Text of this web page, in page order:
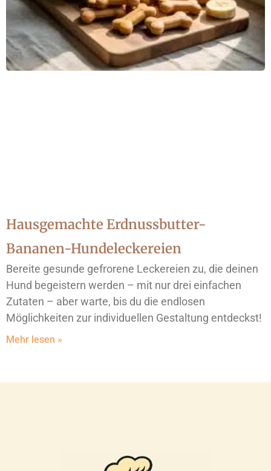
Hausgemachte Erdnussbutter-
Bananen-Hundeleckereien
Bereite gesunde gefrorene Leckereien zu, die deinen
Hund begeistern werden – mit nur drei einfachen
Zutaten – aber warte, bis du die endlosen
Möglichkeiten zur individuellen Gestaltung entdeckst!
Mehr lesen »